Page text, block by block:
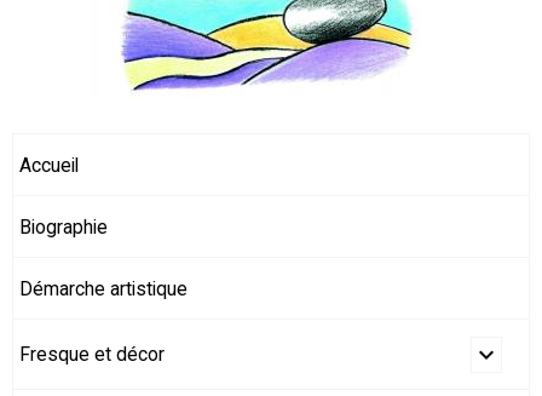
Accueil
Biographie
Démarche artistique
Fresque et décor